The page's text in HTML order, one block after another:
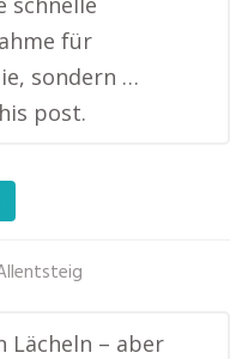
für
sondern …
post.
Lächeln – aber